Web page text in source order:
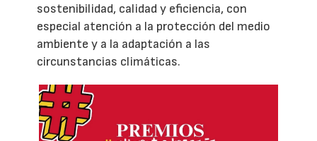
sostenibilidad, calidad y eficiencia, con
especial atención a la protección del medio
ambiente y a la adaptación a las
circunstancias climáticas.